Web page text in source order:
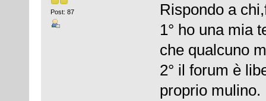
Post: 87
Rispondo a
1° ho una mia
che qualcuno
2° il forum è
proprio mulino.